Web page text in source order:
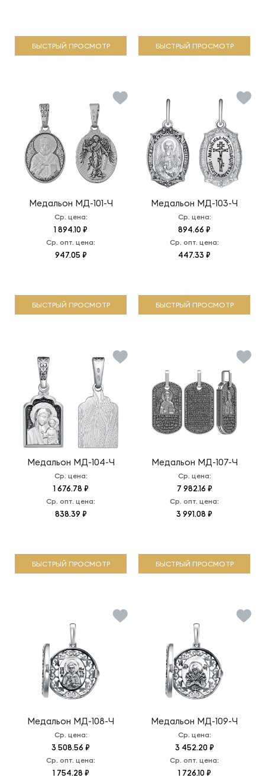
БЫСТРЫЙ ПРОСМОТР БЫСТРЫЙ ПРОСМОТР
Медальон МД-101-Ч
Ср. цена:
1 894.10 ₽
Ср. опт. цена:
947.05 ₽
БЫСТРЫЙ ПРОСМОТР
Медальон МД-103-Ч
Ср. цена:
894.66 ₽
Ср. опт. цена:
447.33 ₽
БЫСТРЫЙ ПРОСМОТР
Медальон МД-104-Ч
Ср. цена:
1 676.78 ₽
Ср. опт. цена:
838.39 ₽
БЫСТРЫЙ ПРОСМОТР
Медальон МД-107-Ч
Ср. цена:
7 982.16 ₽
Ср. опт. цена:
3 991.08 ₽
БЫСТРЫЙ ПРОСМОТР
Медальон МД-108-Ч
Ср. цена:
3 508.56 ₽
Ср. опт. цена:
1 754.28 ₽
Медальон МД-109-Ч
Ср. цена:
3 452.20 ₽
Ср. опт. цена:
1 726.10 ₽